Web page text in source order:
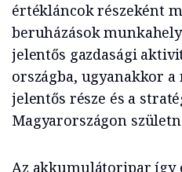
értékláncok részeként
beruházások
jelentős gazdasági
országba, ugyanakkor
jelentős része és a
Magyarországon
Az akkumulátoripar így